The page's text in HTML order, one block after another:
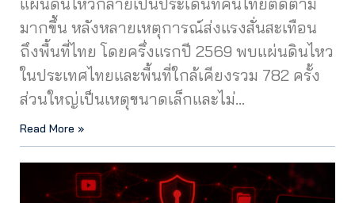
มากขึ้น หลังหลายเหตุการณ์ส่งแรงสั่นสะเทือน
ถึงพื้นที่ไทย โดยครึ่งแรกปี 2569 พบแผ่นดินไหว
ในประเทศไทยและพื้นที่ใกล้เคียงรวม 782 ครั้ง
ส่วนใหญ่เป็นเหตุขนาดเล็กและไม่…
Read More »